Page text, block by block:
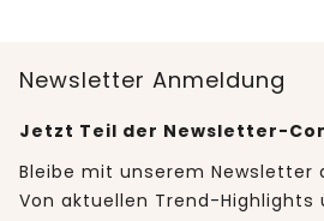
Newsletter Anmeldung
Jetzt Teil der Newsletter-
Bleibe mit unserem Newsletter
Von aktuellen Trend-Highlights